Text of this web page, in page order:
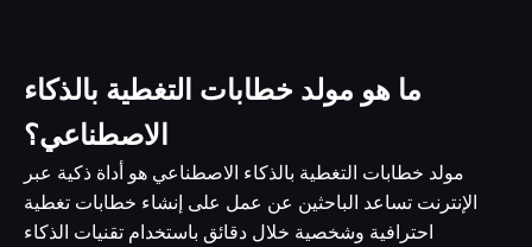
ما هو مولد خطابات التغطية بالذكاء
الاصطناعي؟
مولد خطابات التغطية بالذكاء الاصطناعي هو أداة ذكية عبر
الإنترنت تساعد الباحثين عن عمل على إنشاء خطابات تغطية
احترافية وشخصية خلال دقائق باستخدام تقنيات الذكاء